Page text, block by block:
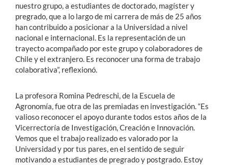
nuestro grupo, a estudiantes de doctorado, magíster y
pregrado, que a lo largo de mi carrera de más de 25 años
han contribuido a posicionar a la Universidad a nivel
nacional e internacional. Es la representación de un
trayecto acompañado por este grupo y colaboradores de
Chile y el extranjero. Es reconocer una forma de trabajo
colaborativa”, reflexionó.
La profesora Romina Pedreschi, de la Escuela de
Agronomía, fue otra de las premiadas en investigación. “Es
valioso reconocer el apoyo durante todos estos años de la
Vicerrectoría de Investigación, Creación e Innovación.
Vemos que el trabajo realizado es valorado por la
Universidad y por tus pares, en el sentido de seguir
motivando a estudiantes de pregrado y postgrado. Estoy